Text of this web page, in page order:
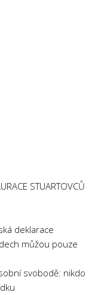
STUARTOVCŮ
deklarace
můžou pouze
svobodě: nikdo